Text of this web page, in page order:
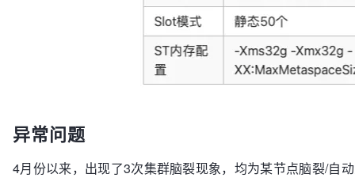
异常问题
4月份以来，出现了3次集群脑裂现象，均为某节点脑裂/自